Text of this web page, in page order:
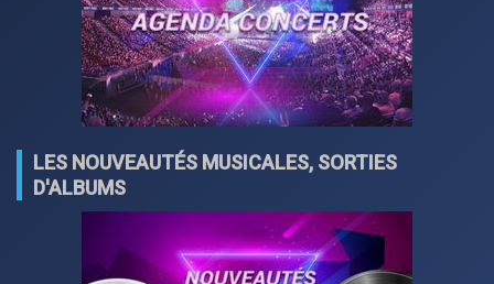
LES NOUVEAUTÉS MUSICALES, SORTIES
D'ALBUMS